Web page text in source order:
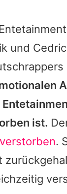
Entetainment
und
ist.
.